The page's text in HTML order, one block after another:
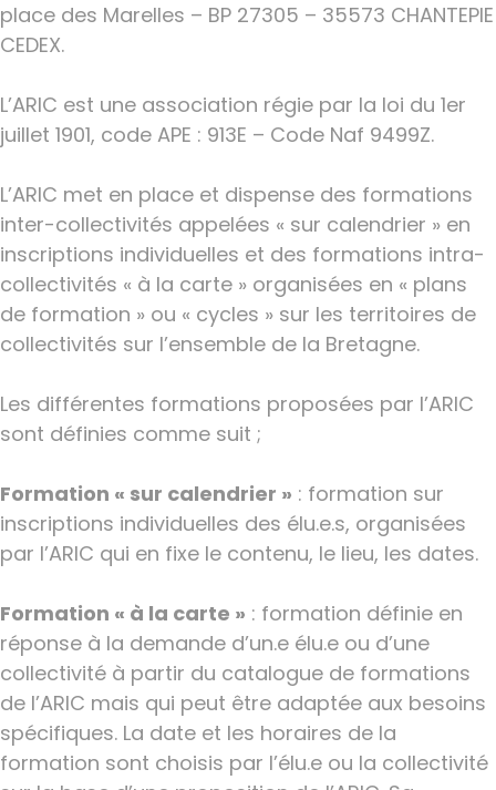
place des Marelles – BP 27305 – 35573 CHANTEPIE
CEDEX.
L’ARIC est une association régie par la loi du 1er
juillet 1901, code APE : 913E – Code Naf 9499Z.
L’ARIC met en place et dispense des formations
inter-collectivités appelées « sur calendrier » en
inscriptions individuelles et des formations intra-
collectivités « à la carte » organisées en « plans
de formation » ou « cycles » sur les territoires de
collectivités sur l’ensemble de la Bretagne.
Les différentes formations proposées par l’ARIC
sont définies comme suit ;
Formation « sur calendrier » : formation sur
inscriptions individuelles des élu.e.s, organisées
par l’ARIC qui en fixe le contenu, le lieu, les dates.
Formation « à la carte » : formation définie en
réponse à la demande d’un.e élu.e ou d’une
collectivité à partir du catalogue de formations
de l’ARIC mais qui peut être adaptée aux besoins
spécifiques. La date et les horaires de la
formation sont choisis par l’élu.e ou la collectivité